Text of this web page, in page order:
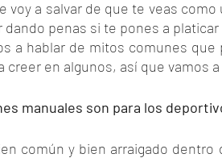
voy a salvar de que te veas
dando penas si te pones a
a hablar de mitos comunes
creer en algunos, así que vamos
manuales son para los
común y bien arraigado